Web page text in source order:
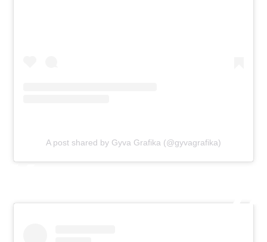
A post shared by Gyva Grafika (@gyvagrafika)